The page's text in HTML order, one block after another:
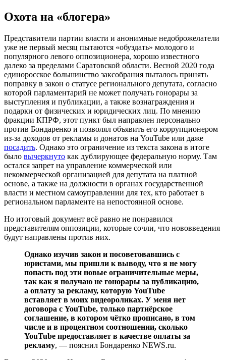
Охота на «блогера»
Представители партии власти и анонимные недоброжелатели
уже не первый месяц пытаются «обуздать» молодого и
популярного левого оппозиционера, хорошо известного
далеко за пределами Саратовской области. Весной 2020 года
единоросское большинство заксобрания пыталось принять
поправку в закон о статусе регионального депутата, согласно
которой парламентарий не может получать гонорары за
выступления и публикации, а также вознаграждения и
подарки от физических и юридических лиц. По мнению
фракции КПРФ, этот пункт был направлен персонально
против Бондаренко и позволял объявить его коррупционером
из-за доходов от рекламы и донатов на YouTube или даже
посадить. Однако это ограничение из текста закона в итоге
было вычеркнуто как дублирующее федеральную норму. Там
остался запрет на управление коммерческой или
некоммерческой организацией для депутата на платной
основе, а также на должности в органах государственной
власти и местном самоуправлении для тех, кто работает в
региональном парламенте на непостоянной основе.
Но итоговый документ всё равно не понравился
представителям оппозиции, которые сочли, что нововведения
будут направлены против них.
Однако изучив закон и посоветовавшись с
юристами, мы пришли к выводу, что я не могу
попасть под эти новые ограничительные меры,
так как я получаю не гонорары за публикацию,
а оплату за рекламу, которую YouTube
вставляет в моих видеороликах. У меня нет
договора с YouTube, только партнёрское
соглашение, в котором чётко прописано, в том
числе и в процентном соотношении, сколько
YouTube предоставляет в качестве оплаты за
рекламу, — пояснил Бондаренко NEWS.ru.